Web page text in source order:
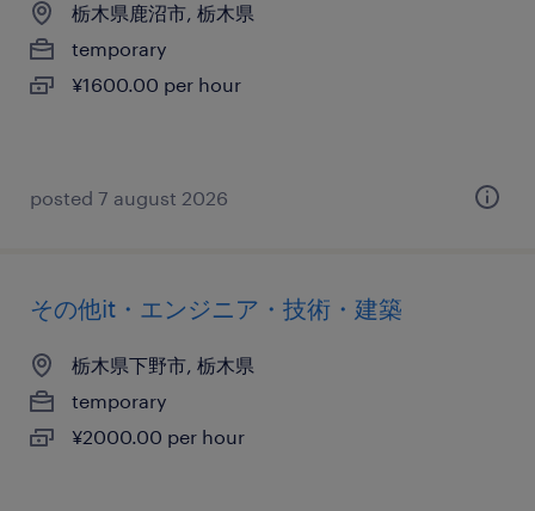
栃木県鹿沼市, 栃木県
temporary
¥1600.00 per hour
posted 7 august 2026
その他it・エンジニア・技術・建築
栃木県下野市, 栃木県
temporary
¥2000.00 per hour